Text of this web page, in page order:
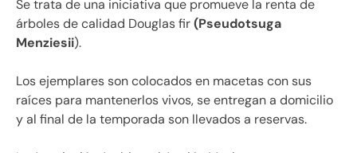
Se trata de una iniciativa que promueve la renta de
árboles de calidad Douglas fir(Pseudotsuga
Menziesii).
Los ejemplares son colocados en macetas con sus
raíces para mantenerlos vivos, se entregan a domicilio
y al final de la temporada son llevados a reservas.